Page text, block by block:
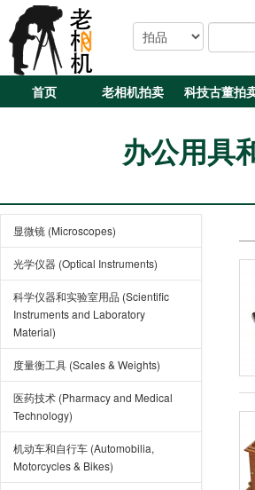
首页 老相机拍卖 科技古董拍
办公用具
显微镜 (Microscopes)
光学仪器 (Optical Instruments)
科学仪器和实验室用品 (Scientific
Instruments and Laboratory
Material)
度量衡工具 (Scales & Weights)
医药技术 (Pharmacy and Medical
Technology)
机动车和自行车 (Automobilia,
Motorcycles & Bikes)